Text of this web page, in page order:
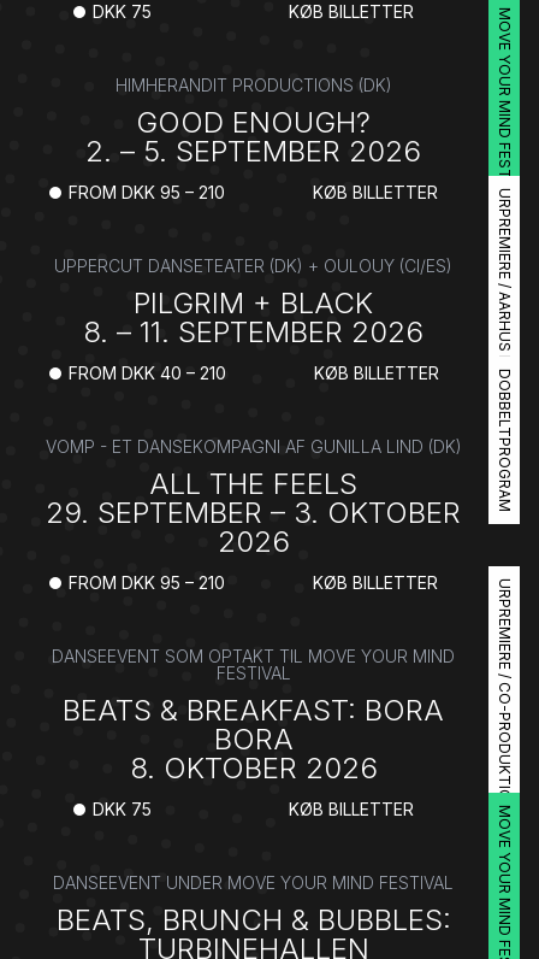
MOVE YOUR MIND FESTIVAL
DKK 75 KØB BILLETTER
HIMHERANDIT PRODUCTIONS (DK)
GOOD ENOUGH?
2. – 5. SEPTEMBER 2026
URPREMIERE / AARHUS FESTUGE
FROM DKK 95 – 210 KØB BILLETTER
UPPERCUT DANSETEATER (DK) + OULOUY (CI/ES)
PILGRIM + BLACK
8. – 11. SEPTEMBER 2026
DOBBELTPROGRAM
FROM DKK 40 – 210 KØB BILLETTER
VOMP - ET DANSEKOMPAGNI AF GUNILLA LIND (DK)
ALL THE FEELS
29. SEPTEMBER – 3. OKTOBER
2026
URPREMIERE / CO-PRODUKTION
FROM DKK 95 – 210 KØB BILLETTER
DANSEEVENT SOM OPTAKT TIL MOVE YOUR MIND
FESTIVAL
BEATS & BREAKFAST: BORA
BORA
8. OKTOBER 2026
MOVE YOUR MIND FESTIVAL
DKK 75 KØB BILLETTER
DANSEEVENT UNDER MOVE YOUR MIND FESTIVAL
BEATS, BRUNCH & BUBBLES:
TURBINEHALLEN